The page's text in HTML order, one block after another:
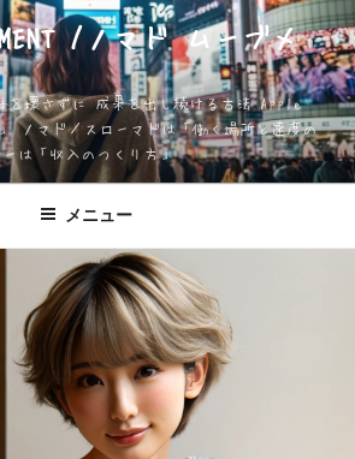
/ノマド ムーブメ
を壊さずに 成果を出し続ける方法 Apple
ノマド／スローマドは「働く場所と速度の
は「収入のつくり方」
メニュー